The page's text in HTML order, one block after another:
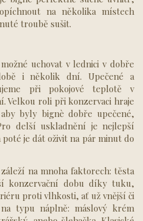
na několika místech
troubě sušit.
uchovat v lednici v dobře
i několik dní. Upečené a
při pokojové teplotě v
Velkou roli při konzervaci hraje
byly bignè dobře upečené,
delší uskladnění je nejlepší
je dát oživit na pár minut do
na mnoha faktorech: těsta
konzervační dobu díky tuku,
proti vlhkosti, ať už vnější či
typu náplně: máslový krém